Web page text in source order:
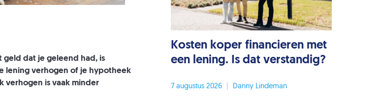
dat je geleend had, is
lening verhogen of je hypotheek
verhogen is vaak minder
Kosten koper financieren met
een lening. Is dat verstandig?
7 augustus 2026 Danny Lindeman